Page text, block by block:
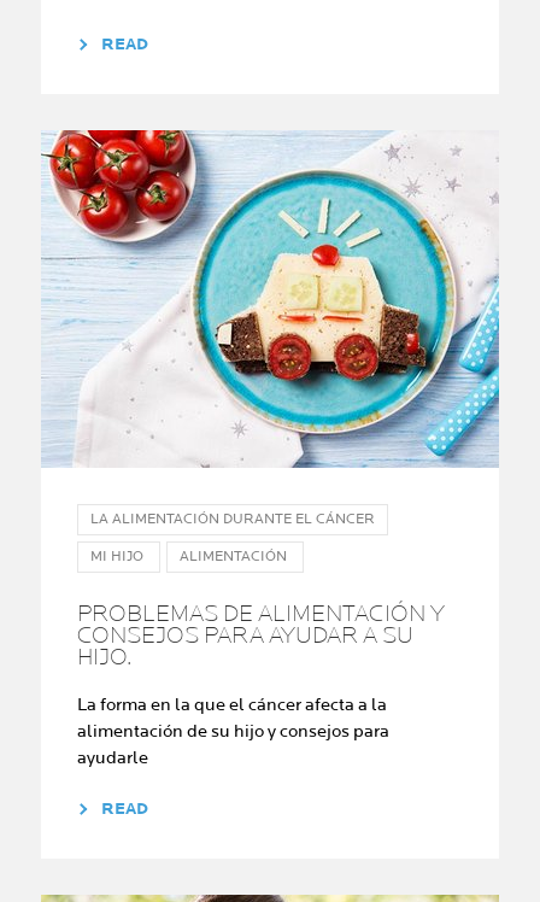
READ
LA ALIMENTACIÓN DURANTE EL CÁNCER
MI HIJO ALIMENTACIÓN
PROBLEMAS DE ALIMENTACIÓN Y
CONSEJOS PARA AYUDAR A SU
HIJO.
La forma en la que el cáncer afecta a la
alimentación de su hijo y consejos para
ayudarle
READ